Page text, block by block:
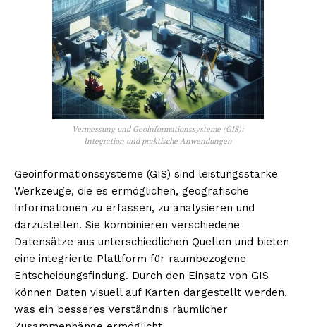
Vermessung und Geoinformationssysteme (GIS):
Integration und praktische Anwendungen
Geoinformationssysteme (GIS) sind leistungsstarke
Werkzeuge, die es ermöglichen, geografische
Informationen zu erfassen, zu analysieren und
darzustellen. Sie kombinieren verschiedene
Datensätze aus unterschiedlichen Quellen und bieten
eine integrierte Plattform für raumbezogene
Entscheidungsfindung. Durch den Einsatz von GIS
können Daten visuell auf Karten dargestellt werden,
was ein besseres Verständnis räumlicher